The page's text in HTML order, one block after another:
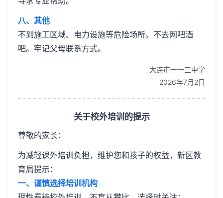
八、其他
不到施工区域、电力设施等危险场所。不去网吧酒
吧。牢记父母联系方式。
大连市一一三中学
2026年7月2日
关于校外培训的提示
尊敬的家长：
为减轻课外培训负担，维护您和孩子的权益，新区教
育局提示：
一、谨慎选择培训机构